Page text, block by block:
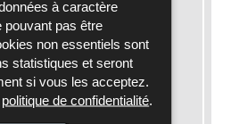
à caractère
pouvant pas être
non essentiels sont
statistiques et seront
si vous les acceptez.
politique de confidentialité
, Loi du 5 juillet 2016
des services de
du Code de la